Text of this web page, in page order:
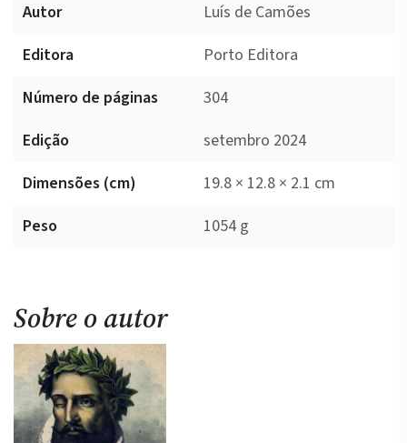
Autor
Luís de Camões
Editora
Porto Editora
Número de páginas
304
Edição
setembro 2024
Dimensões (cm)
19.8 × 12.8 × 2.1 cm
Peso
1054 g
Sobre o autor